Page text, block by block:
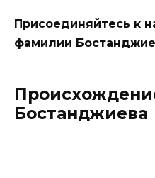
Присоединяйтесь к
фамилии
Бостанджиева